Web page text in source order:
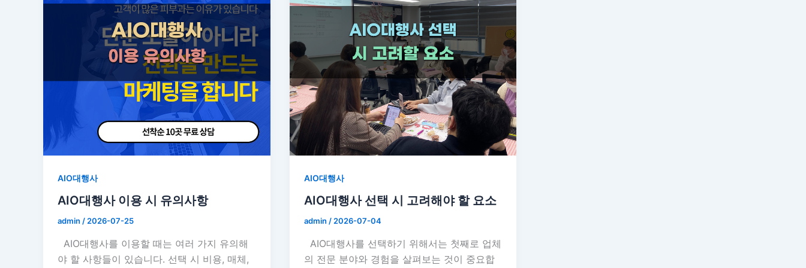
AIO대행사
AIO대행사 이용 시 유의사항
admin /2026-07-25
AIO대행사를 이용할 때는 여러 가지 유의해
야 할 사항들이 있습니다. 선택 시 비용, 매체,
AIO대행사
AIO대행사 선택 시 고려해야 할 요소
admin /2026-07-04
AIO대행사를 선택하기 위해서는 첫째로 업체
의 전문 분야와 경험을 살펴보는 것이 중요합